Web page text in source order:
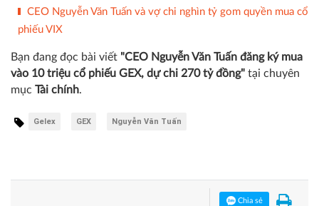
CEO Nguyễn Văn Tuấn và vợ chi nghìn tỷ gom quyền mua cổ
phiếu VIX
Bạn đang đọc bài viết "CEO Nguyễn Văn Tuấn đăng ký mua
vào 10 triệu cổ phiếu GEX, dự chi 270 tỷ đồng" tại chuyên
mục Tài chính.
Gelex GEX Nguyễn Văn Tuấn
Chia sẻ